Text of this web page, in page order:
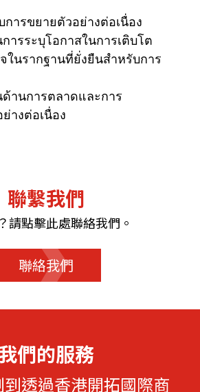
การขยายตัวอย่างต่อเนื่อง
ารระบุโอกาสในการเติบโต
ในรากฐานที่ยั่งยืนสำหรับการ
านการตลาดและการ
างต่อเนื่อง
聯繫我們
請點擊此處聯絡我們。
聯絡我們
們的服務
透過香港開拓國際商